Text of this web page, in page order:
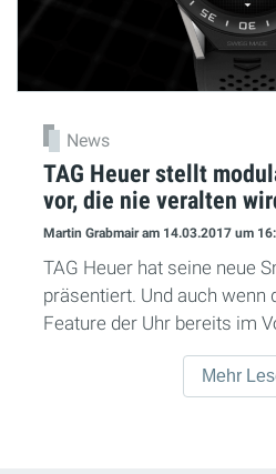
News
TAG Heuer stellt
vor, die nie veralten
Martin Grabmairam 14.03.2017 um
TAG Heuer hat seine neue
präsentiert. Und auch wenn
Feature der Uhr bereits im
Mehr